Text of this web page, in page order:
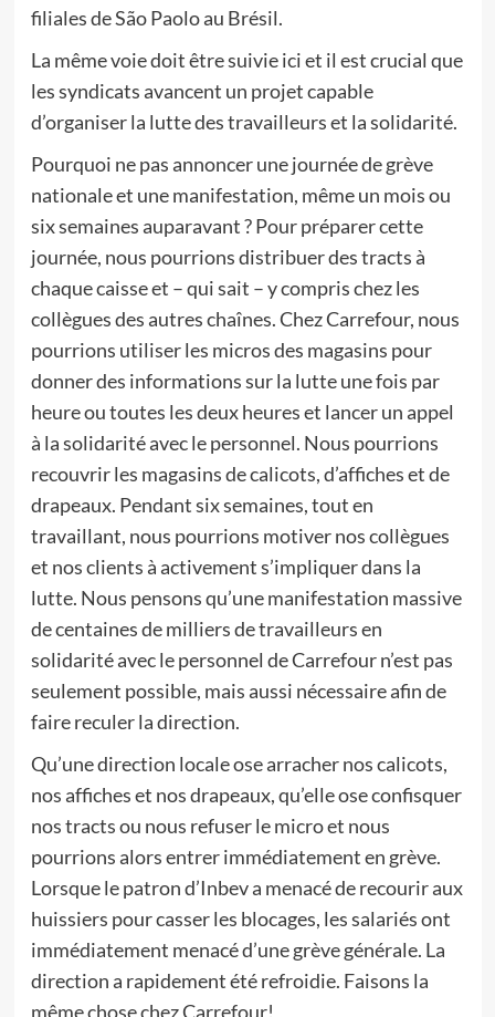
filiales de São Paolo au Brésil.
La même voie doit être suivie ici et il est crucial que
les syndicats avancent un projet capable
d’organiser la lutte des travailleurs et la solidarité.
Pourquoi ne pas annoncer une journée de grève
nationale et une manifestation, même un mois ou
six semaines auparavant ? Pour préparer cette
journée, nous pourrions distribuer des tracts à
chaque caisse et – qui sait – y compris chez les
collègues des autres chaînes. Chez Carrefour, nous
pourrions utiliser les micros des magasins pour
donner des informations sur la lutte une fois par
heure ou toutes les deux heures et lancer un appel
à la solidarité avec le personnel. Nous pourrions
recouvrir les magasins de calicots, d’affiches et de
drapeaux. Pendant six semaines, tout en
travaillant, nous pourrions motiver nos collègues
et nos clients à activement s’impliquer dans la
lutte. Nous pensons qu’une manifestation massive
de centaines de milliers de travailleurs en
solidarité avec le personnel de Carrefour n’est pas
seulement possible, mais aussi nécessaire afin de
faire reculer la direction.
Qu’une direction locale ose arracher nos calicots,
nos affiches et nos drapeaux, qu’elle ose confisquer
nos tracts ou nous refuser le micro et nous
pourrions alors entrer immédiatement en grève.
Lorsque le patron d’Inbev a menacé de recourir aux
huissiers pour casser les blocages, les salariés ont
immédiatement menacé d’une grève générale. La
direction a rapidement été refroidie. Faisons la
même chose chez Carrefour!